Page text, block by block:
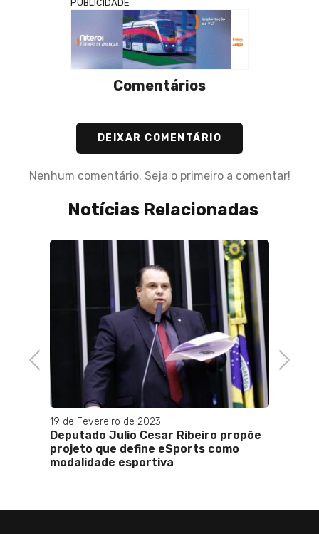
PUBLICIDADE
Comentários
DEIXAR COMENTÁRIO
Nenhum comentário. Seja o primeiro a comentar!
Notícias Relacionadas
Previous
19 de Fevereiro de 2023
Deputado Julio Cesar Ribeiro propõe
projeto que define eSports como
modalidade esportiva
Next